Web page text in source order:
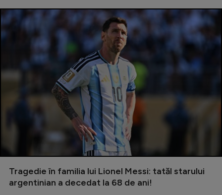
Tragedie în familia lui Lionel Messi: tatăl starului
argentinian a decedat la 68 de ani!